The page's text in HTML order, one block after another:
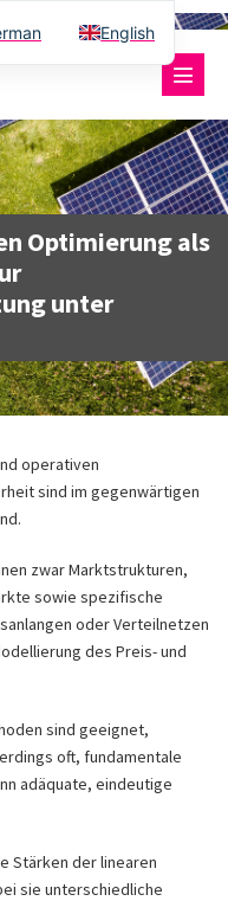
Optimierung als
unter
operativen
sind im gegenwärtigen
zwar Marktstrukturen,
sowie spezifische
oder Verteilnetzen
des Preis- und
sind geeignet,
oft, fundamentale
adäquate, eindeutige
Stärken der linearen
sie unterschiedliche
English